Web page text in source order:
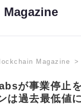
Magazine
が事業停止を
は過去最低値